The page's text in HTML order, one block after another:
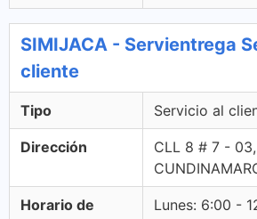
SIMIJACA - Servientrega
cliente
Tipo Servicio al
Dirección
CLL 8 # 7 -
Horario de
Lunes: 6:00 -